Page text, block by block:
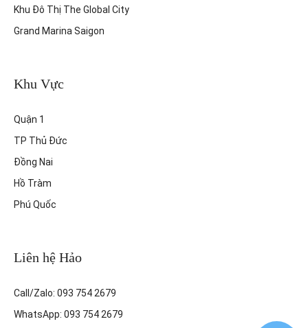
Khu Đô Thị The Global City
Grand Marina Saigon
Khu Vực
Quận 1
TP Thủ Đức
Đồng Nai
Hồ Tràm
Phú Quốc
Liên hệ Hảo
Call/Zalo: 093 754 2679
WhatsApp: 093 754 2679